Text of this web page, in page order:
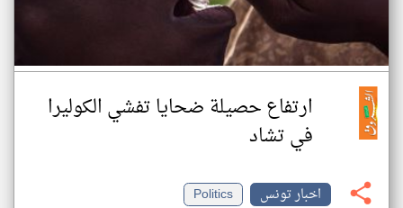
ارتفاع حصيلة ضحايا تفشي الكوليرا
في تشاد
اخبار تونس
Politics